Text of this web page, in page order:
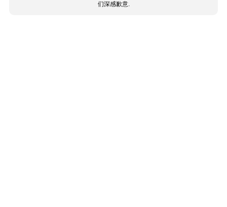
们深感歉意.